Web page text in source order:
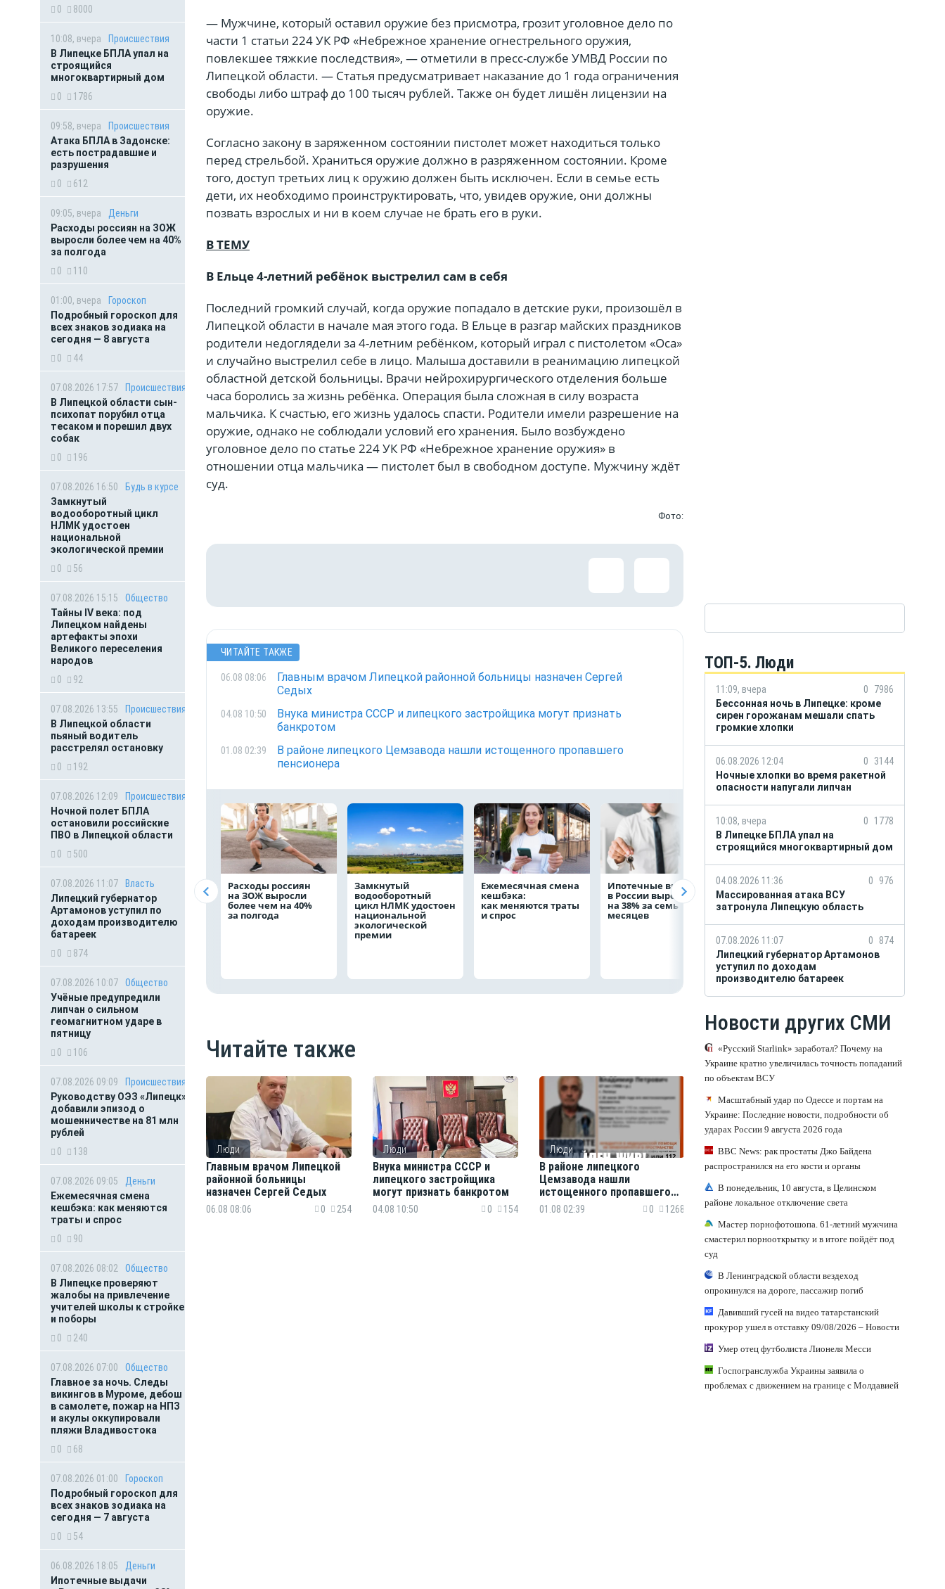
0
8000
10:08, вчера
Происшествия
В Липецке БПЛА упал на
строящийся
многоквартирный дом
0
1786
09:58, вчера
Происшествия
Атака БПЛА в Задонске:
есть пострадавшие и
разрушения
0
612
09:05, вчера
Деньги
Расходы россиян на ЗОЖ
выросли более чем на 40%
за полгода
0
110
01:00, вчера
Гороскоп
Подробный гороскоп для
всех знаков зодиака на
сегодня — 8 августа
0
44
07.08.2026 17:57
Происшествия
В Липецкой области сын-
психопат порубил отца
тесаком и порешил двух
собак
0
196
07.08.2026 16:50
Будь в курсе
Замкнутый
водооборотный цикл
НЛМК удостоен
национальной
экологической премии
0
56
07.08.2026 15:15
Общество
Тайны IV века: под
Липецком найдены
артефакты эпохи
Великого переселения
народов
0
92
07.08.2026 13:55
Происшествия
В Липецкой области
пьяный водитель
расстрелял остановку
0
192
07.08.2026 12:09
Происшествия
Ночной полет БПЛА
остановили российские
ПВО в Липецкой области
0
500
07.08.2026 11:07
Власть
Липецкий губернатор
Артамонов уступил по
доходам производителю
батареек
0
874
07.08.2026 10:07
Общество
Учёные предупредили
липчан о сильном
геомагнитном ударе в
пятницу
0
106
07.08.2026 09:09
Происшествия
Руководству ОЭЗ «Липецк»
добавили эпизод о
мошенничестве на 81 млн
рублей
0
138
07.08.2026 09:05
Деньги
Ежемесячная смена
кешбэка: как меняются
траты и спрос
0
90
07.08.2026 08:02
Общество
В Липецке проверяют
жалобы на привлечение
учителей школы к стройке
и поборы
0
240
07.08.2026 07:00
Общество
Главное за ночь. Следы
викингов в Муроме, дебош
в самолете, пожар на НПЗ
и акулы оккупировали
пляжи Владивостока
0
68
07.08.2026 01:00
Гороскоп
Подробный гороскоп для
всех знаков зодиака на
сегодня — 7 августа
0
54
06.08.2026 18:05
Деньги
Ипотечные выдачи
— Мужчине, который оставил оружие без присмотра, грозит уголовное дело по
части 1 статьи 224 УК РФ «Небрежное хранение огнестрельного оружия,
повлекшее тяжкие последствия», — отметили в пресс-службе УМВД России по
Липецкой области. — Статья предусматривает наказание до 1 года ограничения
свободы либо штраф до 100 тысяч рублей. Также он будет лишён лицензии на
оружие.
Согласно закону в заряженном состоянии пистолет может находиться только
перед стрельбой. Храниться оружие должно в разряженном состоянии. Кроме
того, доступ третьих лиц к оружию должен быть исключен. Если в семье есть
дети, их необходимо проинструктировать, что, увидев оружие, они должны
позвать взрослых и ни в коем случае не брать его в руки.
В ТЕМУ
В Ельце 4-летний ребёнок выстрелил сам в себя
Последний громкий случай, когда оружие попадало в детские руки, произошёл в
Липецкой области в начале мая этого года. В Ельце в разгар майских праздников
родители недоглядели за 4-летним ребёнком, который играл с пистолетом «Оса»
и случайно выстрелил себе в лицо. Малыша доставили в реанимацию липецкой
областной детской больницы. Врачи нейрохирургического отделения больше
часа боролись за жизнь ребёнка. Операция была сложная в силу возраста
мальчика. К счастью, его жизнь удалось спасти. Родители имели разрешение на
оружие, однако не соблюдали условий его хранения. Было возбуждено
уголовное дело по статье 224 УК РФ «Небрежное хранение оружия» в
отношении отца мальчика — пистолет был в свободном доступе. Мужчину ждёт
суд.
Фото:
ЧИТАЙТЕ ТАКЖЕ
06.08 08:06
Главным врачом Липецкой районной больницы назначен Сергей
Седых
04.08 10:50
Внука министра СССР и липецкого застройщика могут признать
банкротом
01.08 02:39
В районе липецкого Цемзавода нашли истощенного пропавшего
пенсионера
Расходы россиян
на ЗОЖ выросли
более чем на 40%
за полгода
Замкнутый
водооборотный
цикл НЛМК удостоен
национальной
экологической
премии
Ежемесячная смена
кешбэка:
как меняются траты
и спрос
Ипотечные выдачи
в России выросли
на 38% за семь
месяцев
На доброе дело:
НЛМК окажет
помощь детям по
итогам
благотворительного
марафона
Объем продаж
наличными в
Читайте также
Люди
Главным врачом Липецкой
районной больницы
назначен Сергей Седых
06.08 08:06 0 254
Люди
Внука министра СССР и
липецкого застройщика
могут признать банкротом
04.08 10:50 0 154
Люди
В районе липецкого
Цемзавода нашли
истощенного пропавшего
пенсионера
01.08 02:39 0 1268
ТОП-5. Люди
11:09, вчера 0
7986
Бессонная ночь в Липецке: кроме
сирен горожанам мешали спать
громкие хлопки
06.08.2026 12:04 0
3144
Ночные хлопки во время ракетной
опасности напугали липчан
10:08, вчера 0
1778
В Липецке БПЛА упал на
строящийся многоквартирный дом
04.08.2026 11:36 0
976
Массированная атака ВСУ
затронула Липецкую область
07.08.2026 11:07 0
874
Липецкий губернатор Артамонов
уступил по доходам
производителю батареек
Новости других СМИ
«Русский Starlink» заработал? Почему на
Украине кратно увеличилась точность попаданий
по объектам ВСУ
Масштабный удар по Одессе и портам на
Украине: Последние новости, подробности об
ударах России 9 августа 2026 года
BBC News: рак простаты Джо Байдена
распространился на его кости и органы
В понедельник, 10 августа, в Целинском
районе локальное отключение света
Мастер порнофотошопа. 61-летний мужчина
смастерил порнооткрытку и в итоге пойдёт под
суд
В Ленинградской области вездеход
опрокинулся на дороге, пассажир погиб
Давивший гусей на видео татарстанский
прокурор ушел в отставку 09/08/2026 – Новости
Умер отец футболиста Лионеля Месси
Госпогранслужба Украины заявила о
проблемах с движением на границе с Молдавией